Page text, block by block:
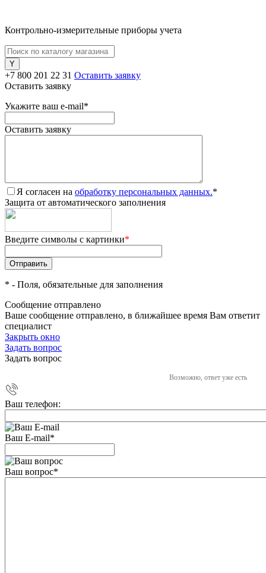
Контрольно-измерительные приборы учета
+7 800 201 22 31 Оставить заявку
Оставить заявку
Укажите ваш e-mail*
Оставить заявку
Я согласен на обработку персональных данных.*
Защита от автоматического заполнения
Введите символы с картинки*
* - Поля, обязательные для заполнения
Сообщение отправлено
Ваше сообщение отправлено, в ближайшее время Вам ответит
специалист
Закрыть окно
Задать вопрос
Задать вопрос
Возможно, ответ уже есть
Ваш телефон:
Ваш E-mail*
Ваш вопрос*